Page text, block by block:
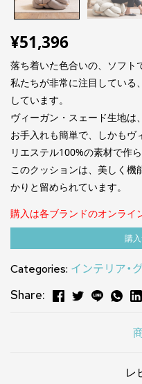
¥51,396
落ち着いた色合いの、ソフト
私たちが非常に注目している
しています。
ヴィーガン・スェード生地は
お手入れも簡単で、しかもヴ
リエステル100%の素材で作ら
このクッションは、美しく機
かりと留められています。
購入は各ブランドのオンライ
購
Categories: インテリア・
Share:
レ